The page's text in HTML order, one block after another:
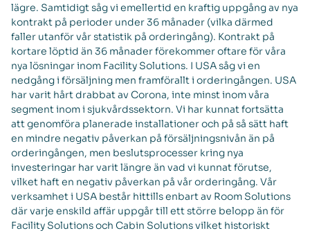
lägre. Samtidigt såg vi emellertid en kraftig uppgång av nya
kontrakt på perioder under 36 månader (vilka därmed
faller utanför vår statistik på orderingång). Kontrakt på
kortare löptid än 36 månader förekommer oftare för våra
nya lösningar inom Facility Solutions. I USA såg vi en
nedgång i försäljning men framförallt i orderingången. USA
har varit hårt drabbat av Corona, inte minst inom våra
segment inom i sjukvårdssektorn. Vi har kunnat fortsätta
att genomföra planerade installationer och på så sätt haft
en mindre negativ påverkan på försäljningsnivån än på
orderingången, men beslutsprocesser kring nya
investeringar har varit längre än vad vi kunnat förutse,
vilket haft en negativ påverkan på vår orderingång. Vår
verksamhet i USA består hittills enbart av Room Solutions
där varje enskild affär uppgår till ett större belopp än för
Facility Solutions och Cabin Solutions vilket historiskt